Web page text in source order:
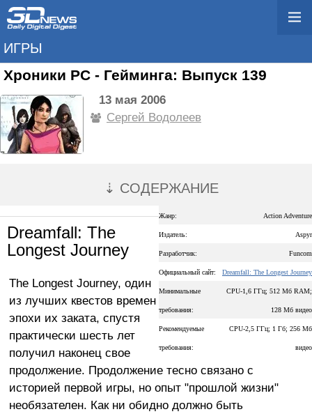
ИГРЫ
Хроники PC - Гейминга: Выпуск 139
13 мая 2006
Сергей Водолеев
⇣ СОДЕРЖАНИЕ
Жанр: Action Adventure
Издатель: Aspyr
Разработчик: Funcom
Официальный сайт: Dreamfall: The Longest Journey
Минимальные
требования:
CPU-1,6 ГГц; 512 Мб RAM;
128 Мб видео
Рекомендуемые
требования:
CPU-2,5 ГГц; 1 Гб; 256 Мб
видео
Dreamfall: The
Longest Journey
The Longest Journey, один
из лучших квестов времен
эпохи их заката, спустя
практически шесть лет
получил наконец свое
продолжение. Продолжение тесно связано с
историей первой игры, но опыт "прошлой жизни"
необязателен. Как ни обидно должно быть